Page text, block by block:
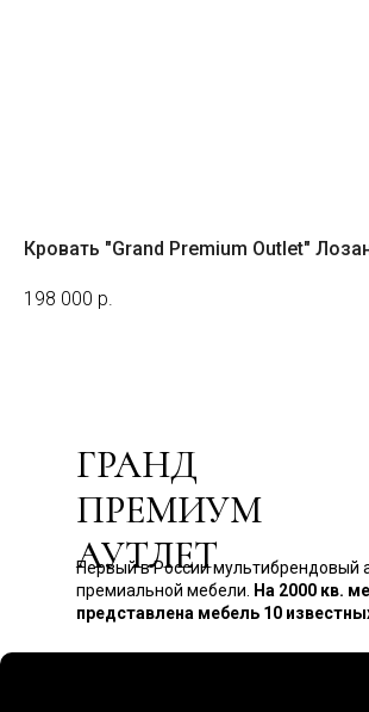
Кровать "Grand Premium Outlet"
198 000 р.
ГРАНД
ПРЕМИУМ
АУТЛЕТ
Первый в России мультибрендовый
премиальной мебели. На 2000 кв.
представлена мебель 10